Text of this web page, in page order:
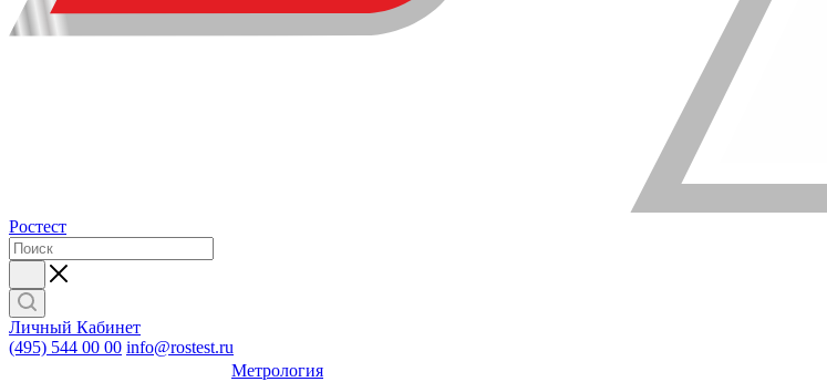
Ростест
Личный Кабинет
(495) 544 00 00 info@rostest.ru
Метрология